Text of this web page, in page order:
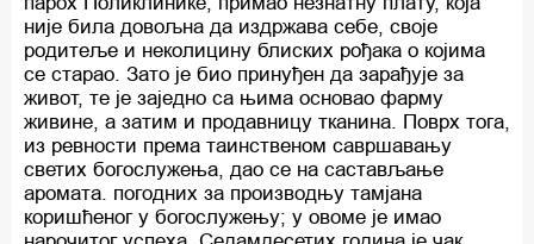
није била довољна да издржава себе, своје
родитеље и неколицину блиских рођака о којима
се старао. Зато је био принуђен да зарађује за
живот, те је заједно са њима основао фарму
живине, а затим и продавницу тканина. Поврх тога,
из ревности према таинственом савршавању
светих богослужења, дао се на састављање
аромата. погодних за производњу тамјана
коришћеног у богослужењу; у овоме је имао